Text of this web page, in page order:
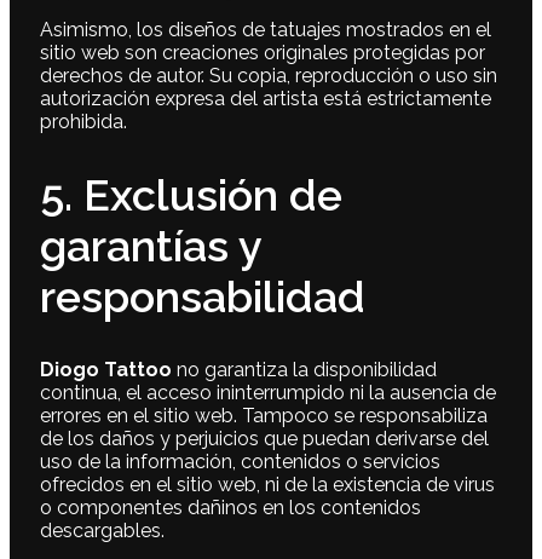
Asimismo, los diseños de tatuajes mostrados en el
sitio web son creaciones originales protegidas por
derechos de autor. Su copia, reproducción o uso sin
autorización expresa del artista está estrictamente
prohibida.
5. Exclusión de
garantías y
responsabilidad
Diogo Tattoo no garantiza la disponibilidad
continua, el acceso ininterrumpido ni la ausencia de
errores en el sitio web. Tampoco se responsabiliza
de los daños y perjuicios que puedan derivarse del
uso de la información, contenidos o servicios
ofrecidos en el sitio web, ni de la existencia de virus
o componentes dañinos en los contenidos
descargables.